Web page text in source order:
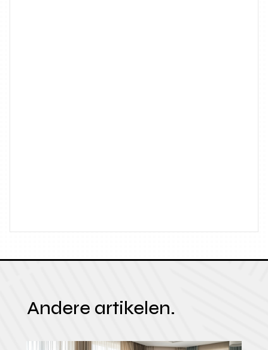
Andere artikelen.